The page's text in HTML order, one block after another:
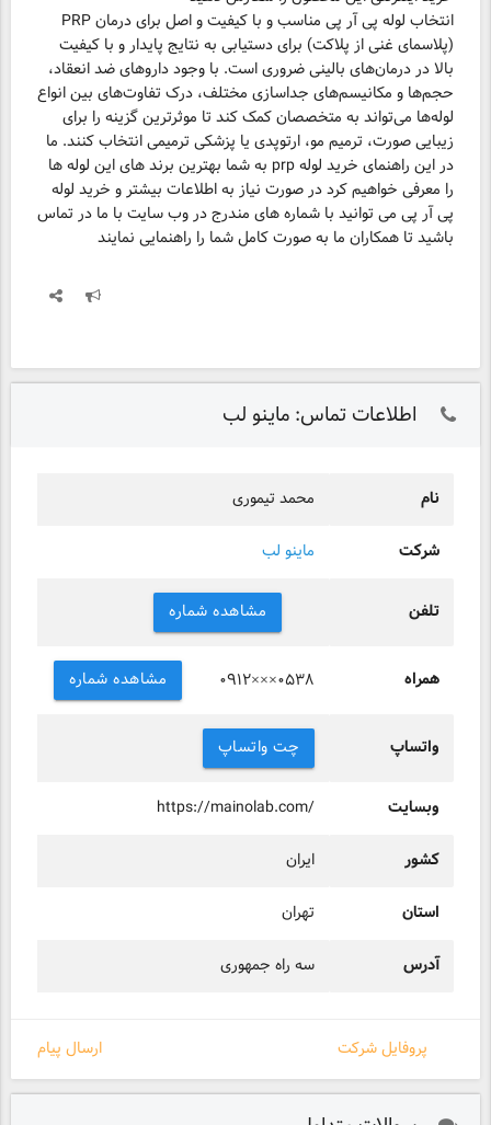
انتخاب لوله پی آر پی مناسب و با کیفیت و اصل برای درمان PRP
(پلاسمای غنی از پلاکت) برای دستیابی به نتایج پایدار و با کیفیت
بالا در درمان‌های بالینی ضروری است. با وجود داروهای ضد انعقاد،
حجم‌ها و مکانیسم‌های جداسازی مختلف، درک تفاوت‌های بین انواع
لوله‌ها می‌تواند به متخصصان کمک کند تا موثرترین گزینه را برای
زیبایی صورت، ترمیم مو، ارتوپدی یا پزشکی ترمیمی انتخاب کنند. ما
در این راهنمای خرید لوله prp به شما بهترین برند های این لوله ها
را معرفی خواهیم کرد در صورت نیاز به اطلاعات بیشتر و خرید لوله
پی آر پی می توانید با شماره های مندرج در وب سایت با ما در تماس
باشید تا همکاران ما به صورت کامل شما را راهنمایی نمایند
اطلاعات تماس: ماینو لب
نام محمد تیموری
شرکت ماینو لب
تلفن مشاهده شماره
همراه ۰۹۱۲×××۰۵۳۸ مشاهده شماره
واتساپ چت واتساپ
وبسایت https://mainolab.com/
کشور ایران
استان تهران
آدرس سه راه جمهوری
ارسال پیام پروفایل شرکت